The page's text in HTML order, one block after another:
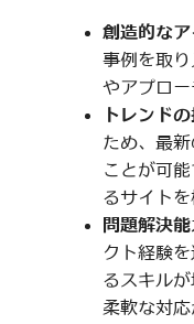
創造的な
事例を取
やアプロー
トレンド
ため、最
ことが可
るサイトを
問題解決
クト経験
るスキルが
柔軟な対応